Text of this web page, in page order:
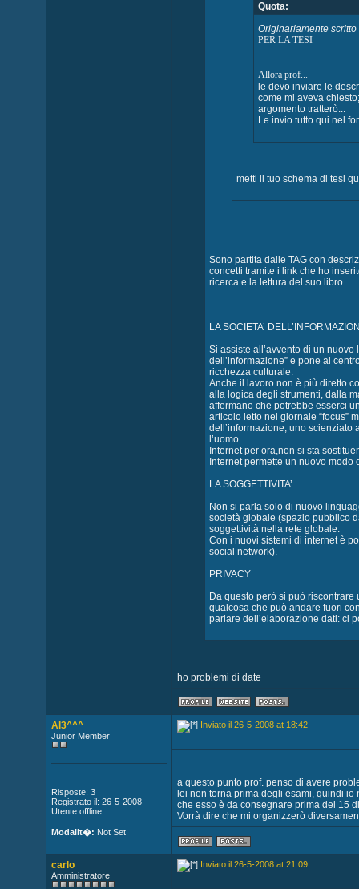
Quota:
Originariamente
PER LA TESI
Allora prof...
le devo inviare le
come mi aveva
argomento tratterò...
Le invio tutto qui nel
metti il tuo schema di tesi
Sono partita dalle TAG con
concetti tramite i link che ho
ricerca e la lettura del suo libro.
LA SOCIETA’
Si assiste all’avvento di un
dell’informazione” e pone al
ricchezza culturale.
Anche il lavoro non è più diretto
alla logica degli strumenti, dalla
affermano che potrebbe esserci
articolo letto nel giornale “focus”
dell’informazione; uno scienziato
l’uomo.
Internet per ora,non si sta
Internet permette un nuovo
LA SOGGETTIVITA’
Non si parla solo di nuovo
società globale (spazio pubblico
soggettività nella rete globale.
Con i nuovi sistemi di internet è
social network).
PRIVACY
Da questo però si può
qualcosa che può andare fuori
parlare dell’elaborazione dati: ci
ho problemi di date
Al3^^^
Junior Member
Risposte: 3
Registrato il: 26-5-2008
Utente offline
Modalit�: Not Set
Inviato il 26-5-2008 at 18:42
a questo punto prof. penso di avere
lei non torna prima degli esami, quindi
che esso è da consegnare prima del 15
Vorrà dire che mi organizzerò
carlo
Amministratore
Inviato il 26-5-2008 at 21:09